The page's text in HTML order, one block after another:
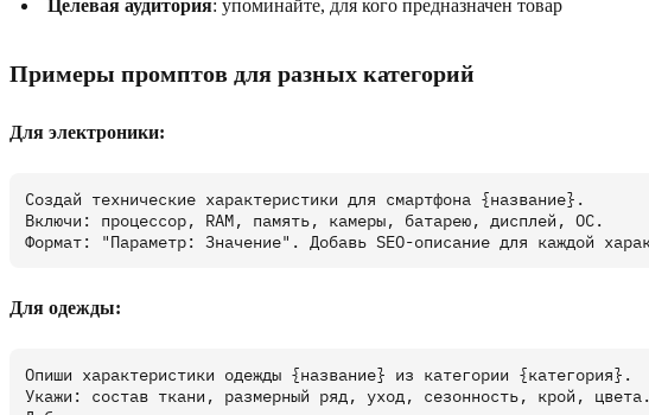
Целевая аудитория: упоминайте, для кого предназначен товар
Примеры промптов для разных категорий
Для электроники:
Создай технические характеристики для смартфона {название}.
Включи: процессор, RAM, память, камеры, батарею, дисплей, ОС.
Для одежды:
Опиши характеристики одежды {название} из категории {категория}.
Укажи: состав ткани, размерный ряд, уход, сезонность, крой, цвета.